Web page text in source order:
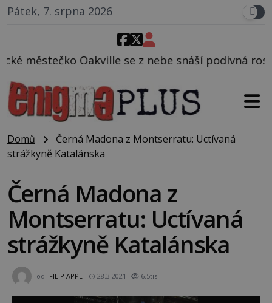
Pátek, 7. srpna 2026
z nebe snáší podivná rosolovitá látka
Domů
Černá Madona z Montserratu: Uctívaná
strážkyně Katalánska
Černá Madona z
Montserratu: Uctívaná
strážkyně Katalánska
od FILIP APPL 28.3.2021 6.5tis